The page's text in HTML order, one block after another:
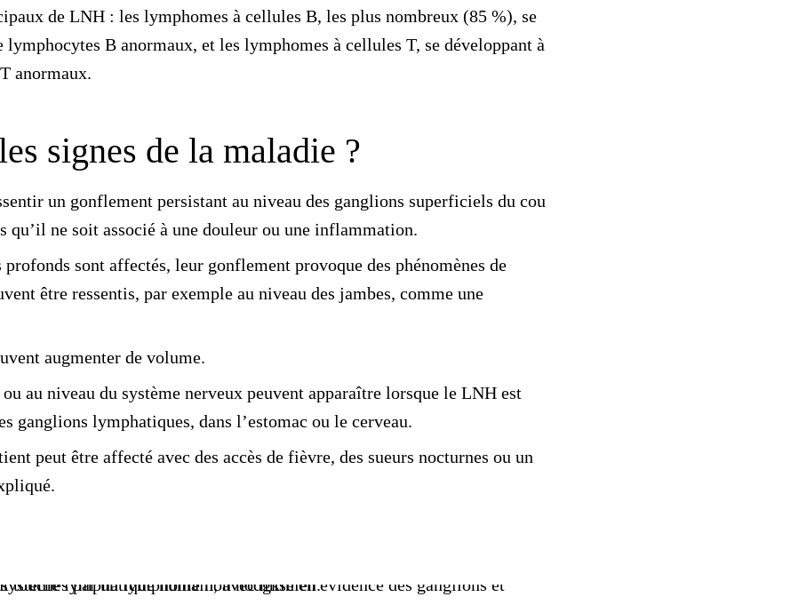
de LNH : les lymphomes à cellules B, les plus nombreux (85 %), se
lymphocytes B anormaux, et les lymphomes à cellules T, se développant à
anormaux.
signes de la maladie ?
un gonflement persistant au niveau des ganglions superficiels du cou
qu’il ne soit associé à une douleur ou une inflammation.
sont affectés, leur gonflement provoque des phénomènes de
être ressentis, par exemple au niveau des jambes, comme une
augmenter de volume.
au niveau du système nerveux peuvent apparaître lorsque le LNH est
ganglions lymphatiques, dans l’estomac ou le cerveau.
peut être affecté avec des accès de fièvre, des sueurs nocturnes ou un